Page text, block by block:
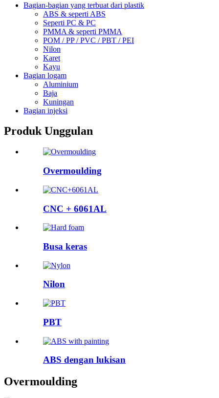
Bagian-bagian yang terbuat dari plastik
ABS & seperti ABS
Seperti PC & PC
PMMA & seperti PMMA
POM / PP / PVC / PBT / PEI
Nilon
Karet
Kayu
Bagian logam
Aluminium
Baja
Kuningan
Bagian injeksi
Produk Unggulan
Overmoulding
CNC + 6061AL
Busa keras
Nilon
PBT
ABS dengan lukisan
Overmoulding